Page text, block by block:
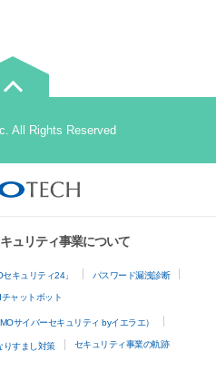
All Rights Reserved
ュリティ事業について
キュリティ24」 パスワード漏洩診断
ャットボット
サイバーセキュリティ byイエラエ）
りすまし対策 セキュリティ事業の軌跡